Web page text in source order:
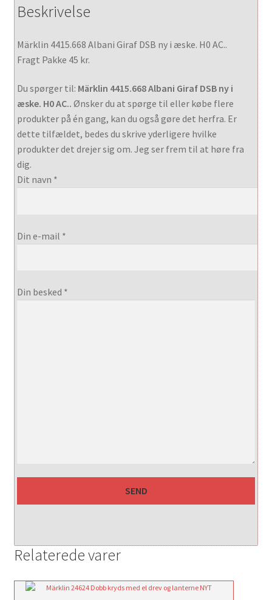
Beskrivelse
Märklin 4415.668 Albani Giraf DSB ny i æske. H0 AC..
Fragt Pakke 45 kr.
Du spørger til: Märklin 4415.668 Albani Giraf DSB ny i
æske. H0 AC.. Ønsker du at spørge til eller købe flere
produkter på én gang, kan du også gøre det herfra. Er
dette tilfældet, bedes du skrive yderligere hvilke
produkter det drejer sig om. Jeg ser frem til at høre fra
dig.
Dit navn *
Din e-mail *
Din besked *
Relaterede varer